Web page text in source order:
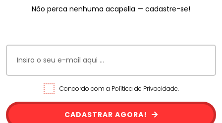
Não perca nenhuma acapella — cadastre-se!
Concordo com a Política de Privacidade.
CADASTRAR AGORA!